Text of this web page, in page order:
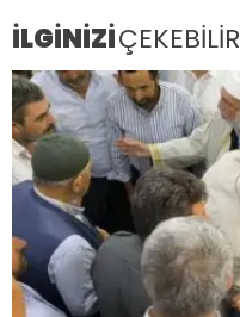
İLGİNİZİÇEKEBİLİR